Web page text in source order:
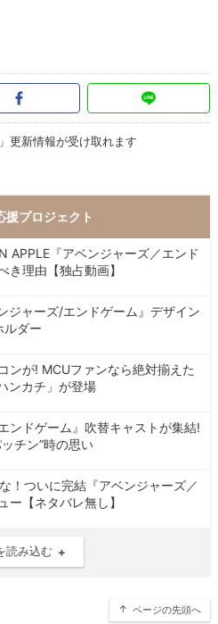
更新情報が受け取れます
援プロジェクト
APPLE『アベンジャーズ／エンド
き理由【独占動画】
ジャーズ/エンドゲーム』デザイン
ルダー
ンが! MCUファンなら絶対揃えた
ンカチ」が登場
ンドゲーム』吹替キャストが集結!
チン”時の思い
！ついに完結『アベンジャーズ／
ー【ネタバレ無し】
読み込む
ページの先頭へ